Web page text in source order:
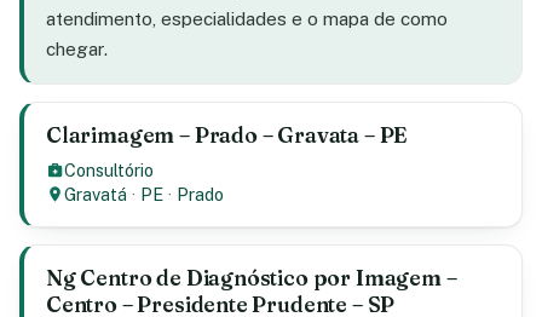
atendimento, especialidades e o mapa de como
chegar.
Clarimagem – Prado – Gravata – PE
Consultório
Gravatá · PE · Prado
Ng Centro de Diagnóstico por Imagem –
Centro – Presidente Prudente – SP